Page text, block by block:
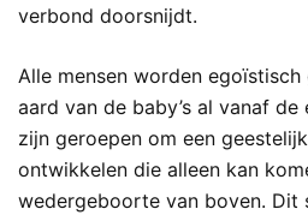
verbond doorsnijdt.
Alle mensen worden
aard van de baby’s al vanaf
zijn geroepen om een
ontwikkelen die alleen kan
wedergeboorte van boven. Dit